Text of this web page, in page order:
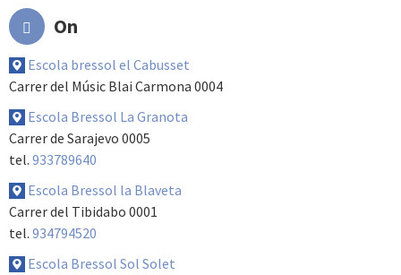
On
Escola bressol el Cabusset
Carrer del Músic Blai Carmona 0004
Escola Bressol La Granota
Carrer de Sarajevo 0005
tel. 933789640
Escola Bressol la Blaveta
Carrer del Tibidabo 0001
tel. 934794520
Escola Bressol Sol Solet